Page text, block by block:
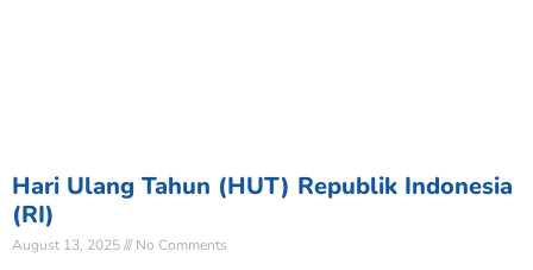
Hari Ulang Tahun (HUT) Republik Indonesia
(RI)
August 13, 2025 No Comments